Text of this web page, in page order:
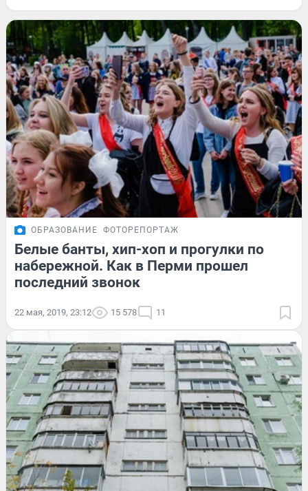
ОБРАЗОВАНИЕ ФОТОРЕПОРТАЖ
Белые банты, хип-хоп и прогулки по
набережной. Как в Перми прошел
последний звонок
22 мая, 2019, 23:12 15 578 11